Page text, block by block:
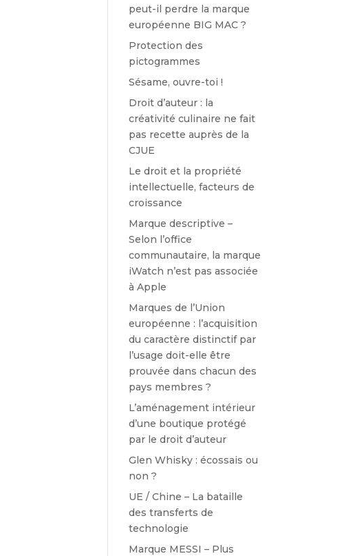
peut-il perdre la marque
européenne BIG MAC ?
Protection des
pictogrammes
Sésame, ouvre-toi !
Droit d’auteur : la
créativité culinaire ne fait
pas recette auprès de la
CJUE
Le droit et la propriété
intellectuelle, facteurs de
croissance
Marque descriptive –
Selon l’office
communautaire, la marque
iWatch n’est pas associée
à Apple
Marques de l’Union
européenne : l’acquisition
du caractère distinctif par
l’usage doit-elle être
prouvée dans chacun des
pays membres ?
L’aménagement intérieur
d’une boutique protégé
par le droit d’auteur
Glen Whisky : écossais ou
non ?
UE / Chine – La bataille
des transferts de
technologie
Marque MESSI – Plus